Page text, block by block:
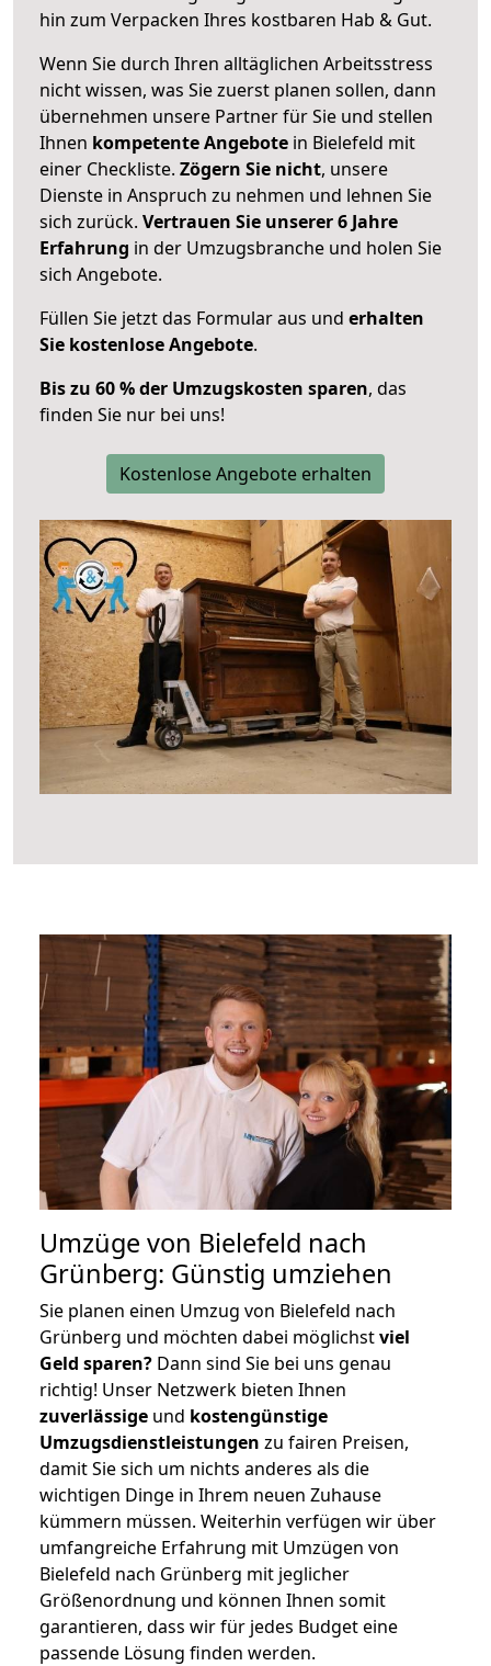
hin zum Verpacken Ihres kostbaren Hab & Gut.
Wenn Sie durch Ihren alltäglichen Arbeitsstress
nicht wissen, was Sie zuerst planen sollen, dann
übernehmen unsere Partner für Sie und stellen
Ihnen kompetente Angebote in Bielefeld mit
einer Checkliste. Zögern Sie nicht, unsere
Dienste in Anspruch zu nehmen und lehnen Sie
sich zurück. Vertrauen Sie unserer 6 Jahre
Erfahrung in der Umzugsbranche und holen Sie
sich Angebote.
Füllen Sie jetzt das Formular aus und erhalten
Sie kostenlose Angebote.
Bis zu 60 % der Umzugskosten sparen, das
finden Sie nur bei uns!
Kostenlose Angebote erhalten
Umzüge von Bielefeld nach
Grünberg: Günstig umziehen
Sie planen einen Umzug von Bielefeld nach
Grünberg und möchten dabei möglichstviel
Geld sparen? Dann sind Sie bei uns genau
richtig! Unser Netzwerk bieten Ihnen
zuverlässige und kostengünstige
Umzugsdienstleistungen zu fairen Preisen,
damit Sie sich um nichts anderes als die
wichtigen Dinge in Ihrem neuen Zuhause
kümmern müssen. Weiterhin verfügen wir über
umfangreiche Erfahrung mit Umzügen von
Bielefeld nach Grünberg mit jeglicher
Größenordnung und können Ihnen somit
garantieren, dass wir für jedes Budget eine
passende Lösung finden werden.